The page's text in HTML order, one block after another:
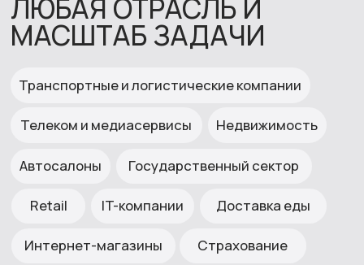
Конверсии
в заказ
10%
Заинтересованных
30%
Обработано базы
клиентов
30 000+
КОМПАНИЙ
себя, как надежный партнер,
Сеть магазинов одежды